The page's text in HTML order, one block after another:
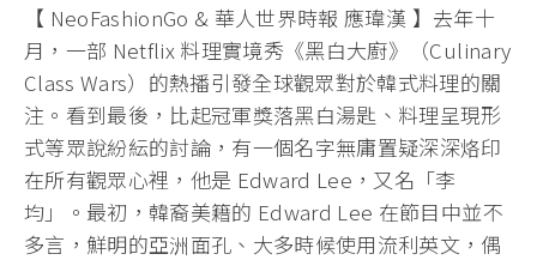
【 NeoFashionGo & 華人世界時報 應瑋漢 】去年十
月，一部 Netflix 料理實境秀《黑白大廚》（Culinary
Class Wars）的熱播引發全球觀眾對於韓式料理的關
注。看到最後，比起冠軍獎落黑白湯匙、料理呈現形
式等眾說紛紜的討論，有一個名字無庸置疑深深烙印
在所有觀眾心裡，他是 Edward Lee，又名「李
均」。最初，韓裔美籍的 Edward Lee 在節目中並不
多言，鮮明的亞洲面孔、大多時候使用流利英文，偶